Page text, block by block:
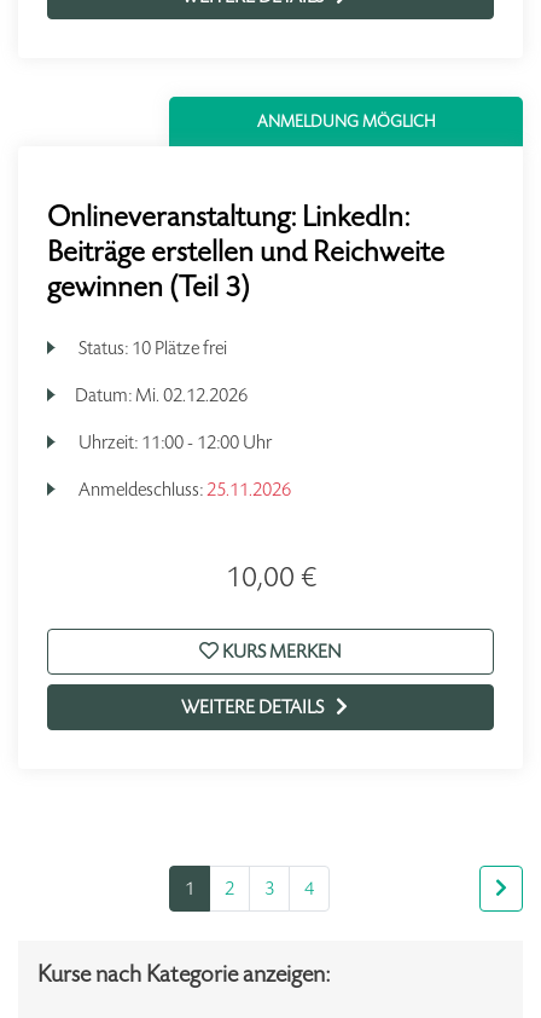
ANMELDUNG MÖGLICH
Onlineveranstaltung: LinkedIn:
Beiträge erstellen und Reichweite
gewinnen (Teil 3)
Status: 10 Plätze frei
Datum: Mi. 02.12.2026
Uhrzeit: 11:00 - 12:00 Uhr
Anmeldeschluss:25.11.2026
10,00 €
KURS MERKEN
WEITERE DETAILS
1 2 3 4
Kurse nach Kategorie anzeigen: